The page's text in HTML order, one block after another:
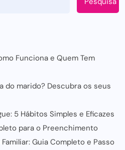
Funciona e Quem Tem
do marido? Descubra os seus
5 Hábitos Simples e Eficazes
para o Preenchimento
Guia Completo e Passo